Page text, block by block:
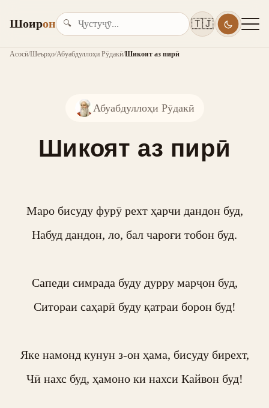
Шоирон 🔍 🇹🇯
Асосӣ/Шеърҳо/Абуабдуллоҳи Рӯдакӣ/Шикоят аз пирӣ
Абуабдуллоҳи Рӯдакӣ
Шикоят аз пирӣ
Маро бисуду фурӯ рехт ҳарчи дандон буд,
Набуд дандон, ло, бал чароғи тобон буд.
Сапеди симрада буду дурру марҷон буд,
Ситораи саҳарӣ буду қатраи борон буд!
Яке намонд кунун з-он ҳама, бисуду бирехт,
Чӣ нахс буд, ҳамоно ки нахси Кайвон буд!